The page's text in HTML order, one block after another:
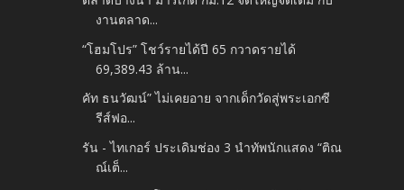
งานตลาด...
“โฮมโปร” โชว์รายได้ปี 65 กวาดรายได้
69,389.43 ล้าน...
คัท ธนวัฒน์” ไม่เคยอาย จากเด็กวัดสู่พระเอกซี
รีส์ฟอ...
รัน - ไทเกอร์ ประเดิมช่อง 3 นำทัพนักแสดง “ติณ
ณ์เต็...